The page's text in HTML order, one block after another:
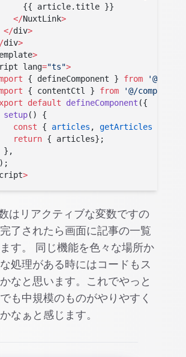
{{ article.title }}
</
NuxtLink>
</
div>
div>
>
lang="ts">
{ defineComponent } from
{ contentCtl } from '@/
default defineComponent ({
setup
() {
const
{ articles , getArticles
return
{ articles};
}
,
;
>
はリアクティブな変数ですの
了されたら画面に記事の一覧
す。 同じ機能を色々な場所か
処理がある時にはコードもス
なと思います。これでやっと
も中規模のものがやりやすく
なぁと感じます。